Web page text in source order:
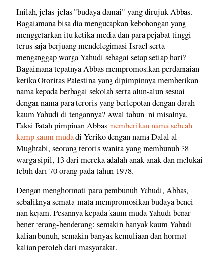
Inilah, jelas-jelas "budaya damai" yang dirujuk Abbas.
Bagaiamana bisa dia mengucapkan kebohongan yang
menggetarkan itu ketika media dan para pejabat tinggi
terus saja berjuang mendelegimasi Israel serta
menganggap warga Yahudi sebagai setap setiap hari?
Bagaimana tepatnya Abbas mempromosikan perdamaian
ketika Otoritas Palestina yang dipimpinnya memberikan
nama kepada berbagai sekolah serta alun-alun sesuai
dengan nama para teroris yang berlepotan dengan darah
kaum Yahudi di tengannya? Awal tahun ini misalnya,
Faksi Fatah pimpinan Abbasmemberikan nama sebuah
kamp kaum mudadi Yeriko dengan nama Dalal al-
Mughrabi, seorang teroris wanita yang membunuh 38
warga sipil, 13 dari mereka adalah anak-anak dan melukai
lebih dari 70 orang pada tahun 1978.
Dengan menghormati para pembunuh Yahudi, Abbas,
sebaliknya semata-mata mempromosikan budaya benci
nan kejam. Pesannya kepada kaum muda Yahudi benar-
bener terang-benderang: semakin banyak kaum Yahudi
kalian bunuh, semakin banyak kemuliaan dan hormat
kalian peroleh dari masyarakat.